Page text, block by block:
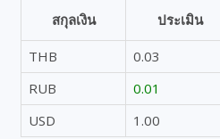
สกุลเงิน ประเมิน
THB 0.03
RUB
0.01
USD
1.00